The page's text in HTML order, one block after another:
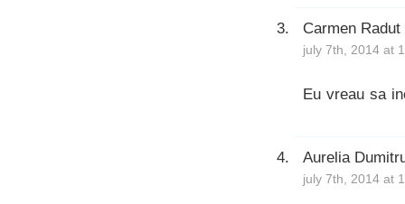
Carmen Radut
july 7th, 2014 at
Eu vreau sa
Aurelia
july 7th, 2014 at